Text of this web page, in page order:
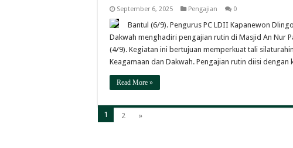
September 6, 2025 Pengajian 0
Bantul (6/9). Pengurus PC LDII Kapanewon
Dakwah menghadiri pengajian rutin di Masjid An Nur
(4/9). Kegiatan ini bertujuan memperkuat tali
Keagamaan dan Dakwah. Pengajian rutin diisi
Read More »
1 2 »